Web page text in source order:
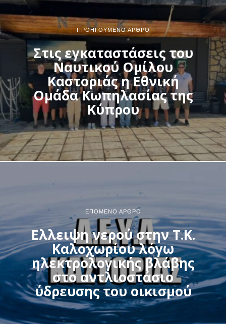
ΠΡΟΗΓΟΎΜΕΝΟ ΆΡΘΡΟ
Στις εγκαταστάσεις του
Ναυτικού Ομίλου
Καστοριάς η Εθνική
Ομάδα Κωπηλασίας της
Κύπρου
ΕΠΌΜΕΝΟ ΆΡΘΡΟ
Ελλειψη νερού στην Τ.Κ.
Καλοχωρίου λόγω
ηλεκτρολογικής βλάβης
στο αντλιοστάσιο
ύδρευσης του οικισμού